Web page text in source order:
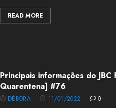
READ MORE
Principais informações do JBC
Quarentena] #76
DÉBORA 11/01/2022 0